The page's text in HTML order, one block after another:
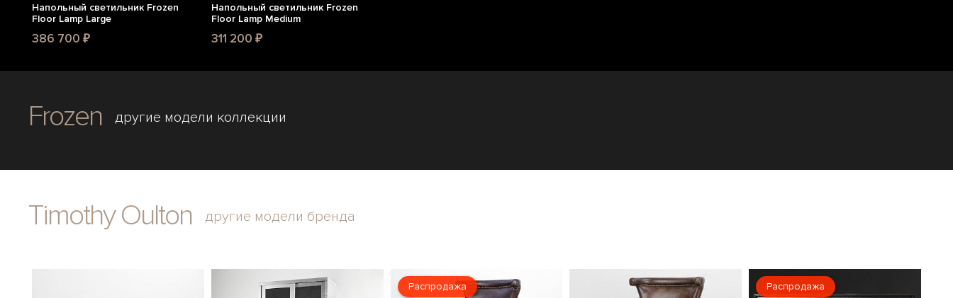
Напольный светильник Frozen
Floor Lamp Large
386 700 ₽
Напольный светильник Frozen
Floor Lamp Medium
311 200 ₽
Frozen другие модели коллекции
Timothy Oulton другие модели бренда
Распродажа Распродажа